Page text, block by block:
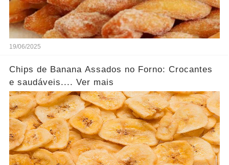
19/06/2025
Chips de Banana Assados no Forno: Crocantes
e saudáveis.... Ver mais